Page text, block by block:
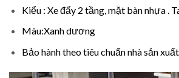
Kiểu : Xe đẩy 2 tầng, mặt bàn nhựa .
Màu:Xanh dương
Bảo hành theo tiêu chuẩn nhà sản